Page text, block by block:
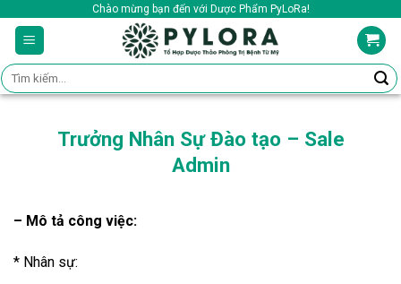
content
Chào mừng bạn đến với Dược Phẩm PyLoRa!
Tìm
kiếm:
Trưởng Nhân Sự Đào tạo – Sale
Admin
– Mô tả công việc:
* Nhân sự: